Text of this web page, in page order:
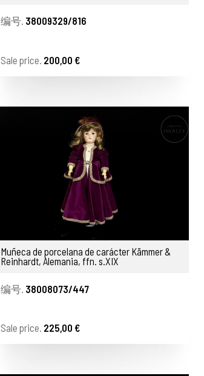
编号. 38009329/816
Sale price. 200,00 €
Muñeca de porcelana de carácter Kämmer &
Reinhardt, Alemania, ffn. s.XIX
编号. 38008073/447
Sale price. 225,00 €